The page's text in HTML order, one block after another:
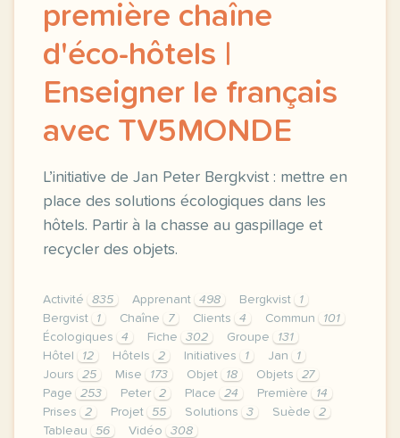
première chaîne
d'éco-hôtels |
Enseigner le français
avec TV5MONDE
L’initiative de Jan Peter Bergkvist : mettre en
place des solutions écologiques dans les
hôtels. Partir à la chasse au gaspillage et
recycler des objets.
Activité 835 Apprenant 498 Bergkvist
1
Bergvist
1 Chaîne 7 Clients 4 Commun
101
Écologiques
4 Fiche 302 Groupe
131
Hôtel
12 Hôtels 2 Initiatives 1 Jan
1
Jours
25 Mise 173 Objet 18 Objets
27
Page
253 Peter 2 Place 24 Première
14
Prises
2 Projet 55 Solutions 3 Suède
2
Tableau
56 Vidéo 308